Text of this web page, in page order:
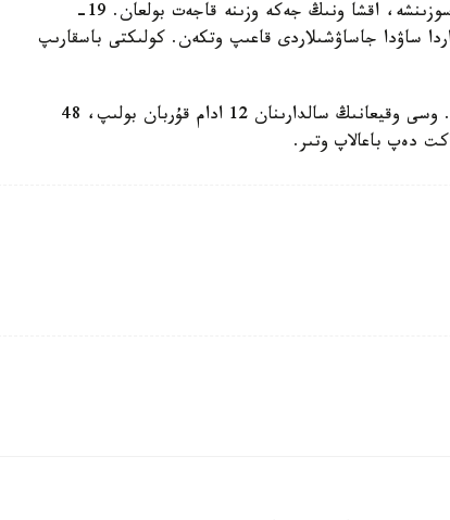
الايدا تەراكت دايىنداعاندىعىن مويىنداماي وتىر. ونىڭ سوزىنشە، اقشا ونىڭ جەكە وزىنە قاجەت بولعان. 19-
ساۋدا جاساۋشىلاردى قاعىپ وتكەن. كولىكتى باسقارىپ
الايدا كولىكتە تاعى ءبىر ادام وتىرعان ول، مەرت بولدى. وسى وقيعانىڭ سالدارىنان 12 ادام قۇربان بولىپ، 48
دەپ باعالاپ وتىر.